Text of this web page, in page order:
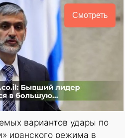
Смотреть
вариантов удары по
иранского режима в